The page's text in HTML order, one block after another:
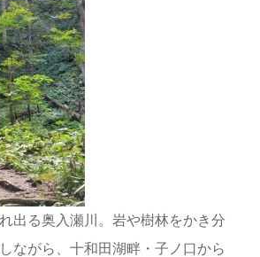
出る奥入瀬川。岩や樹林をかき分
ながら、十和田湖畔・子ノ口から